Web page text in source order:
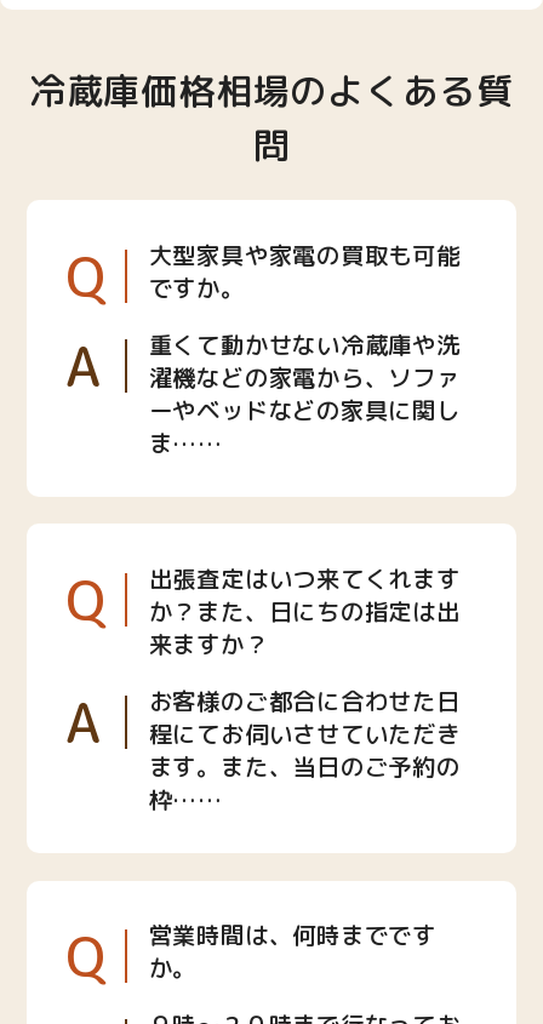
冷蔵庫価格相場のよくある質
問
Q
大型家具や家電の買取も可能
ですか。
A
重くて動かせない冷蔵庫や洗
濯機などの家電から、ソファ
ーやベッドなどの家具に関し
ま……
Q
出張査定はいつ来てくれます
か？また、日にちの指定は出
来ますか？
A
お客様のご都合に合わせた日
程にてお伺いさせていただき
ます。また、当日のご予約の
枠……
Q
営業時間は、何時までです
か。